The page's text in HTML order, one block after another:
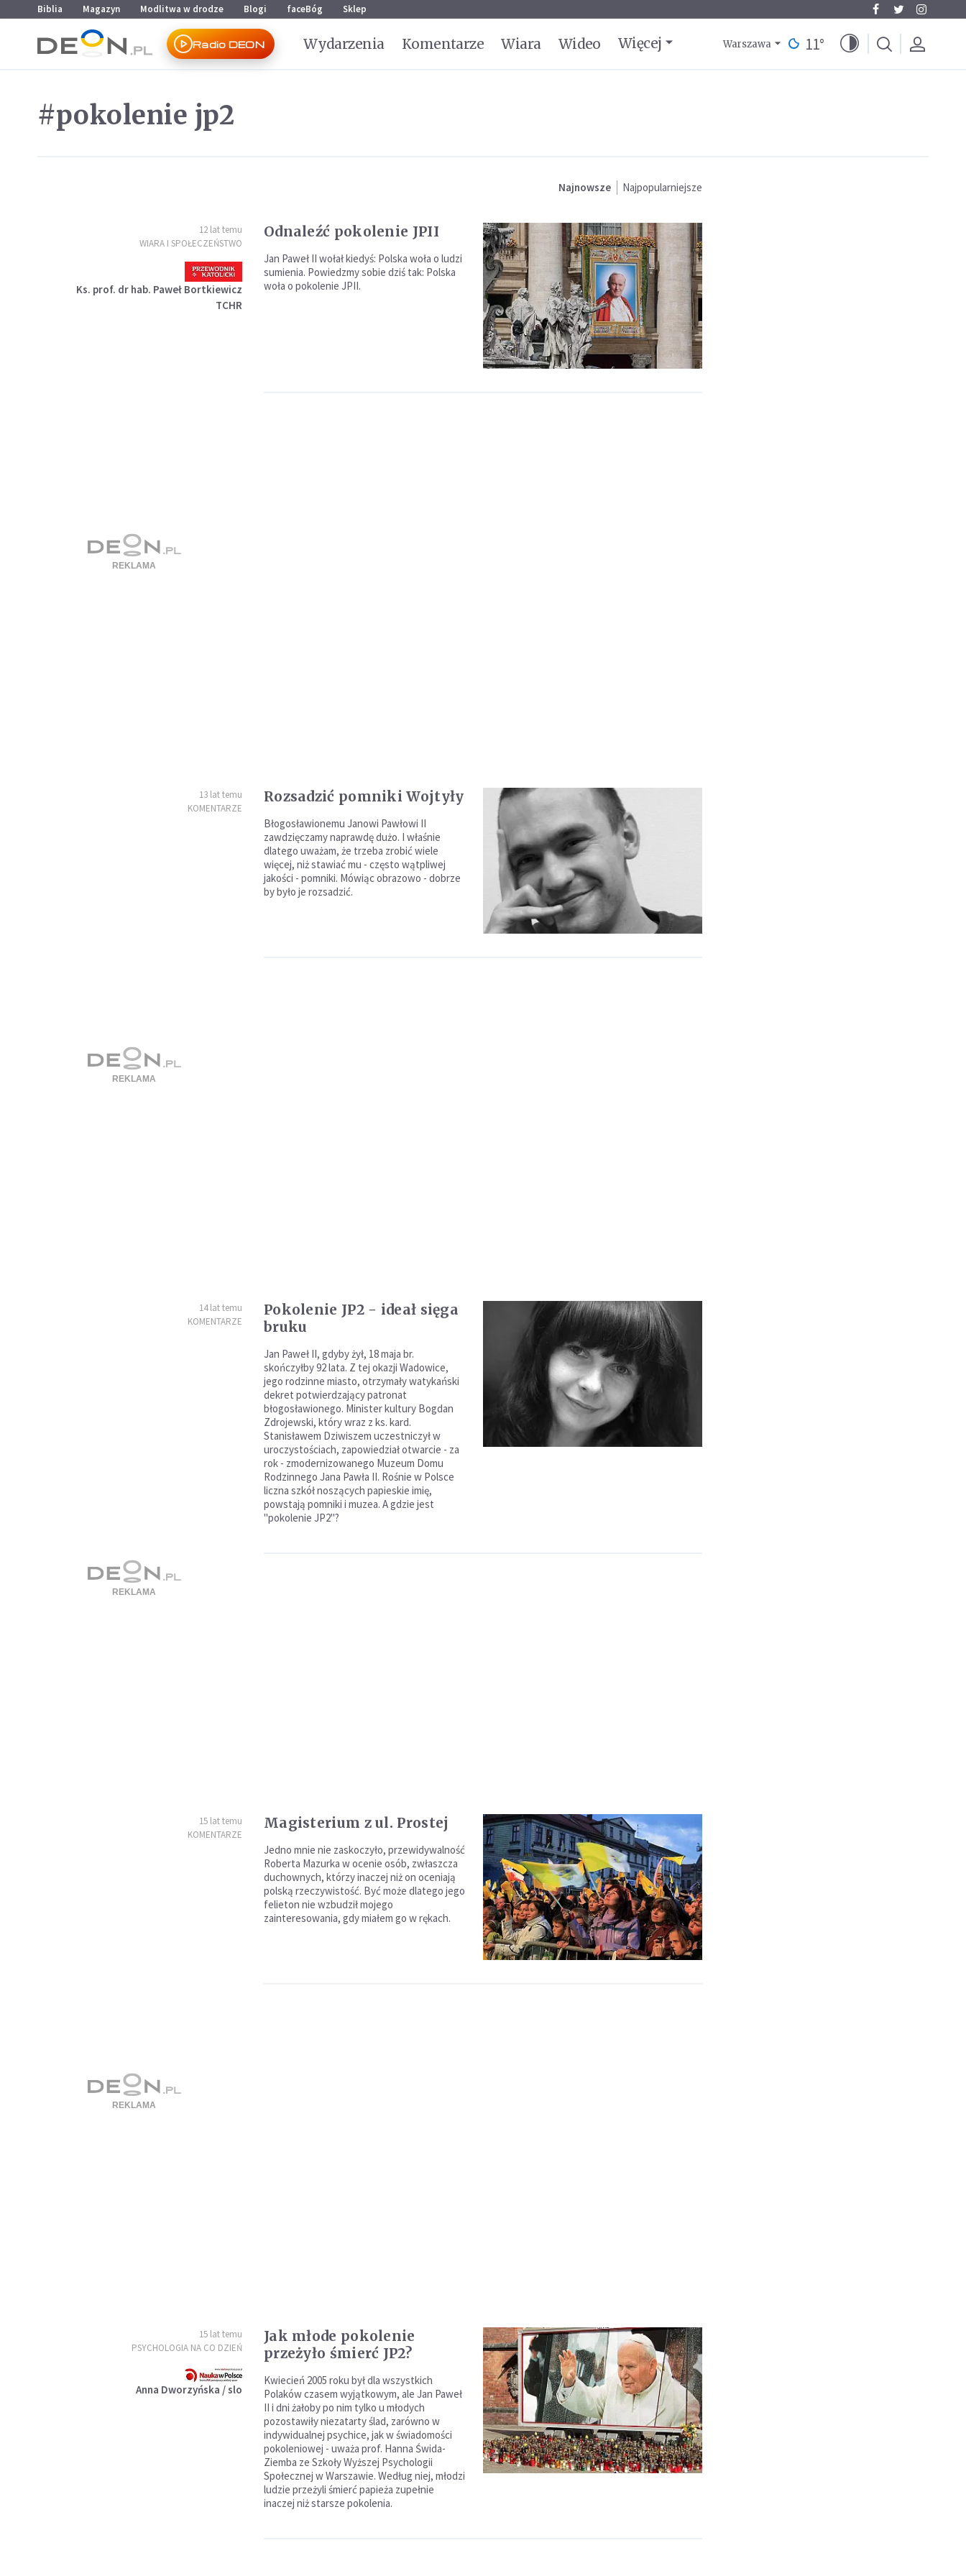
Przejdź do menu głównego
Przejdź do treści
Biblia Magazyn Modlitwa w drodze Blogi faceBóg Sklep
Radio DEON Wydarzenia Komentarze Wiara Wideo Więcej Warszawa 11°
#pokolenie jp2
Najnowsze Najpopularniejsze
12 lat temu
WIARA I SPOŁECZEŃSTWO
Ks. prof. dr hab. Paweł Bortkiewicz
TCHR
Odnaleźć pokolenie JPII
Jan Paweł II wołał kiedyś: Polska woła o ludzi
sumienia. Powiedzmy sobie dziś tak: Polska
woła o pokolenie JPII.
13 lat temu
KOMENTARZE
Rozsadzić pomniki Wojtyły
Błogosławionemu Janowi Pawłowi II
zawdzięczamy naprawdę dużo. I właśnie
dlatego uważam, że trzeba zrobić wiele
więcej, niż stawiać mu - często wątpliwej
jakości - pomniki. Mówiąc obrazowo - dobrze
by było je rozsadzić.
14 lat temu
KOMENTARZE
Pokolenie JP2 - ideał sięga
bruku
Jan Paweł II, gdyby żył, 18 maja br.
skończyłby 92 lata. Z tej okazji Wadowice,
jego rodzinne miasto, otrzymały watykański
dekret potwierdzający patronat
błogosławionego. Minister kultury Bogdan
Zdrojewski, który wraz z ks. kard.
Stanisławem Dziwiszem uczestniczył w
uroczystościach, zapowiedział otwarcie - za
rok - zmodernizowanego Muzeum Domu
Rodzinnego Jana Pawła II. Rośnie w Polsce
liczna szkół noszących papieskie imię,
powstają pomniki i muzea. A gdzie jest
"pokolenie JP2"?
15 lat temu
KOMENTARZE
Magisterium z ul. Prostej
Jedno mnie nie zaskoczyło, przewidywalność
Roberta Mazurka w ocenie osób, zwłaszcza
duchownych, którzy inaczej niż on oceniają
polską rzeczywistość. Być może dlatego jego
felieton nie wzbudził mojego
zainteresowania, gdy miałem go w rękach.
15 lat temu
PSYCHOLOGIA NA CO DZIEŃ
Anna Dworzyńska / slo
Jak młode pokolenie
przeżyło śmierć JP2?
Kwiecień 2005 roku był dla wszystkich
Polaków czasem wyjątkowym, ale Jan Paweł
II i dni żałoby po nim tylko u młodych
pozostawiły niezatarty ślad, zarówno w
indywidualnej psychice, jak w świadomości
pokoleniowej - uważa prof. Hanna Świda-
Ziemba ze Szkoły Wyższej Psychologii
Społecznej w Warszawie. Według niej, młodzi
ludzie przeżyli śmierć papieża zupełnie
inaczej niż starsze pokolenia.